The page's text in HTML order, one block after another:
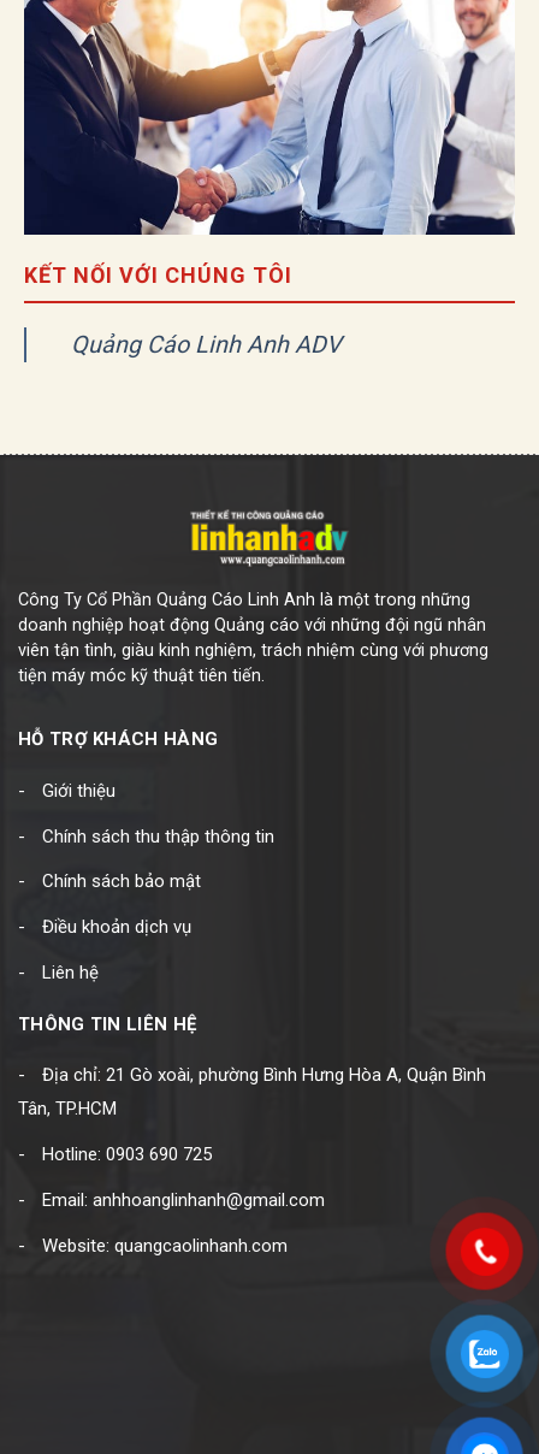
KẾT NỐI VỚI CHÚNG TÔI
Quảng Cáo Linh Anh ADV
Công Ty Cổ Phần Quảng Cáo Linh Anh là một trong những
doanh nghiệp hoạt động Quảng cáo với những đội ngũ nhân
viên tận tình, giàu kinh nghiệm, trách nhiệm cùng với phương
tiện máy móc kỹ thuật tiên tiến.
HỖ TRỢ KHÁCH HÀNG
Giới thiệu
Chính sách thu thập thông tin
Chính sách bảo mật
Điều khoản dịch vụ
Liên hệ
THÔNG TIN LIÊN HỆ
Địa chỉ: 21 Gò xoài, phường Bình Hưng Hòa A, Quận Bình
Tân, TP.HCM
Hotline: 0903 690 725
Email: anhhoanglinhanh@gmail.com
Website: quangcaolinhanh.com